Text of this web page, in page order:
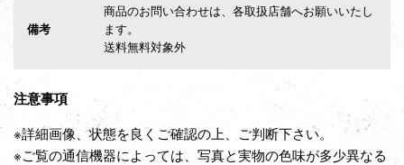
備考
商品のお問い合わせは、各取扱店舗へお願いいたし
ます。
送料無料対象外
注意事項
※詳細画像、状態を良くご確認の上、ご判断下さい。
※ご覧の通信機器によっては、写真と実物の色味が多少異なる